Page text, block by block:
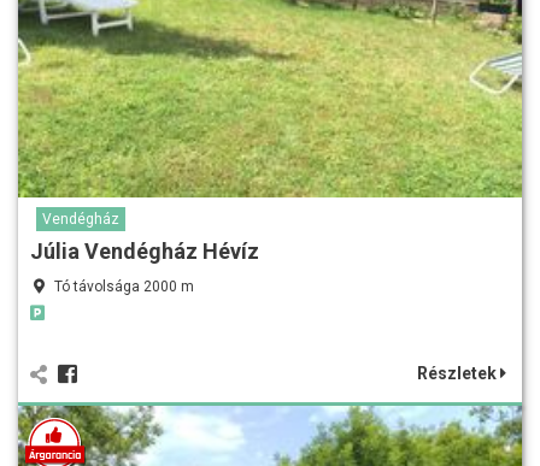
Vendégház
Júlia Vendégház Hévíz
Tó távolsága 2000 m
Részletek